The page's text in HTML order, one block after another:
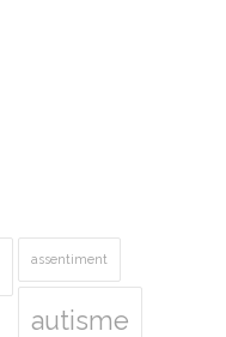
assentiment
autisme